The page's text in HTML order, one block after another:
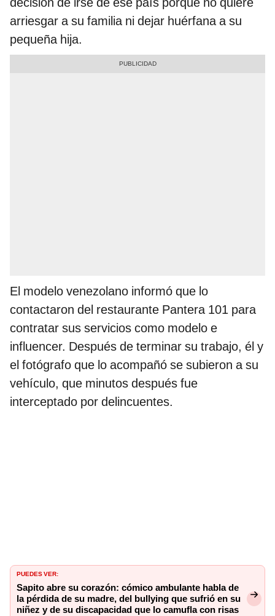
arriesgar a su familia ni dejar huérfana a su
pequeña hija.
El modelo venezolano informó que lo
contactaron del restaurante Pantera 101 para
contratar sus servicios como modelo e
influencer. Después de terminar su trabajo, él y
el fotógrafo que lo acompañó se subieron a su
vehículo, que minutos después fue
interceptado por delincuentes.
PUEDES VER:
Sapito abre su corazón: cómico ambulante habla de
la pérdida de su madre, del bullying que sufrió en su
niñez y de su discapacidad que lo camufla con risas